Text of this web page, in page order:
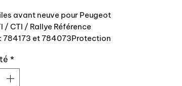
avant neuve pour Peugeot
/ CTI / Rallye Référence
784173 et 784073Protection
fenders / wings for Peugeot
*